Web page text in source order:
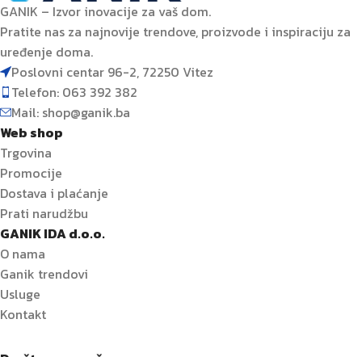
GANIK – Izvor inovacije za vaš dom.
Pratite nas za najnovije trendove, proizvode i inspiraciju za
uređenje doma.
Poslovni centar 96-2, 72250 Vitez
Telefon: 063 392 382
Mail: shop@ganik.ba
Web shop
Trgovina
Promocije
Dostava i plaćanje
Prati narudžbu
GANIK IDA d.o.o.
O nama
Ganik trendovi
Usluge
Kontakt